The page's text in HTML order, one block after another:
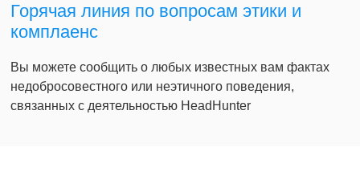
Горячая линия по вопросам этики и
комплаенс
Вы можете сообщить о любых известных вам фактах
недобросовестного или неэтичного поведения,
связанных с деятельностью HeadHunter